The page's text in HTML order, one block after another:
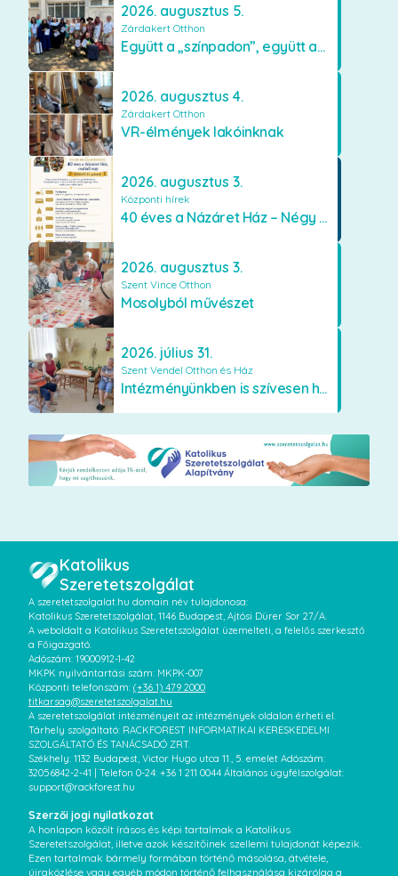
2026. augusztus 5.
Zárdakert Otthon
Együtt a „színpadon”, együtt az élményekért 🎭✨
2026. augusztus 4.
Zárdakert Otthon
VR-élmények lakóinknak
2026. augusztus 3.
Központi hírek
40 éves a Názáret Ház – Négy évtized szeretetben és gondoskodásban
2026. augusztus 3.
Szent Vince Otthon
Mosolyból művészet
2026. július 31.
Szent Vendel Otthon és Ház
Intézményünkben is szívesen használják a VR szemüveget
Katolikus
Szeretetszolgálat
A szeretetszolgalat.hu domain név tulajdonosa:
Katolikus Szeretetszolgálat, 1146 Budapest, Ajtósi Dürer Sor 27/A.
A weboldalt a Katolikus Szeretetszolgálat üzemelteti, a felelős szerkesztő
a Főigazgató.
Adószám: 19000912-1-42
MKPK nyilvántartási szám: MKPK-007
Központi telefonszám: (+36 1) 479 2000
titkarsag@szeretetszolgalat.hu
A szeretetszolgálat intézményeit az intézmények oldalon érheti el.
Tárhely szolgáltató: RACKFOREST INFORMATIKAI KERESKEDELMI
SZOLGÁLTATÓ ÉS TANÁCSADÓ ZRT.
Székhely: 1132 Budapest, Victor Hugo utca 11., 5. emelet Adószám:
32056842-2-41 | Telefon 0-24: +36 1 211 0044 Általános ügyfélszolgálat:
support@rackforest.hu
Szerzői jogi nyilatkozat
A honlapon közölt írásos és képi tartalmak a Katolikus
Szeretetszolgálat, illetve azok készítőinek szellemi tulajdonát képezik.
Ezen tartalmak bármely formában történő másolása, átvétele,
újraközlése vagy egyéb módon történő felhasználása kizárólag a